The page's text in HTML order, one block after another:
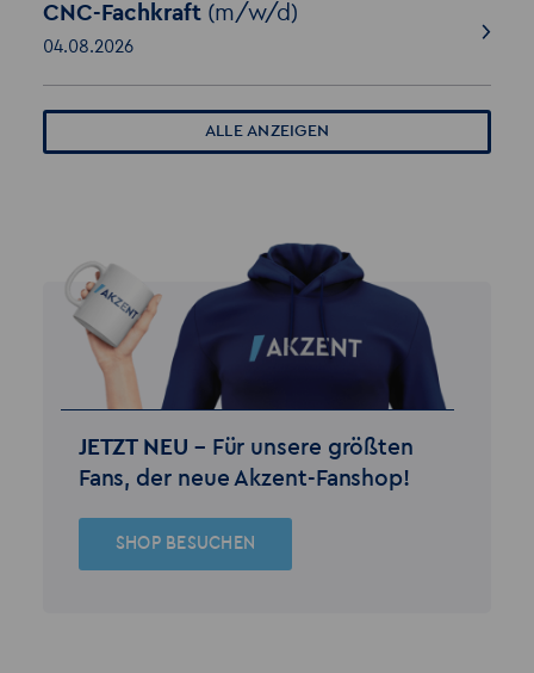
CNC-Fachkraft (m/w/d)
04.08.2026
ALLE ANZEIGEN
JETZT NEU – Für unsere größten
Fans, der neue Akzent-Fanshop!
SHOP BESUCHEN